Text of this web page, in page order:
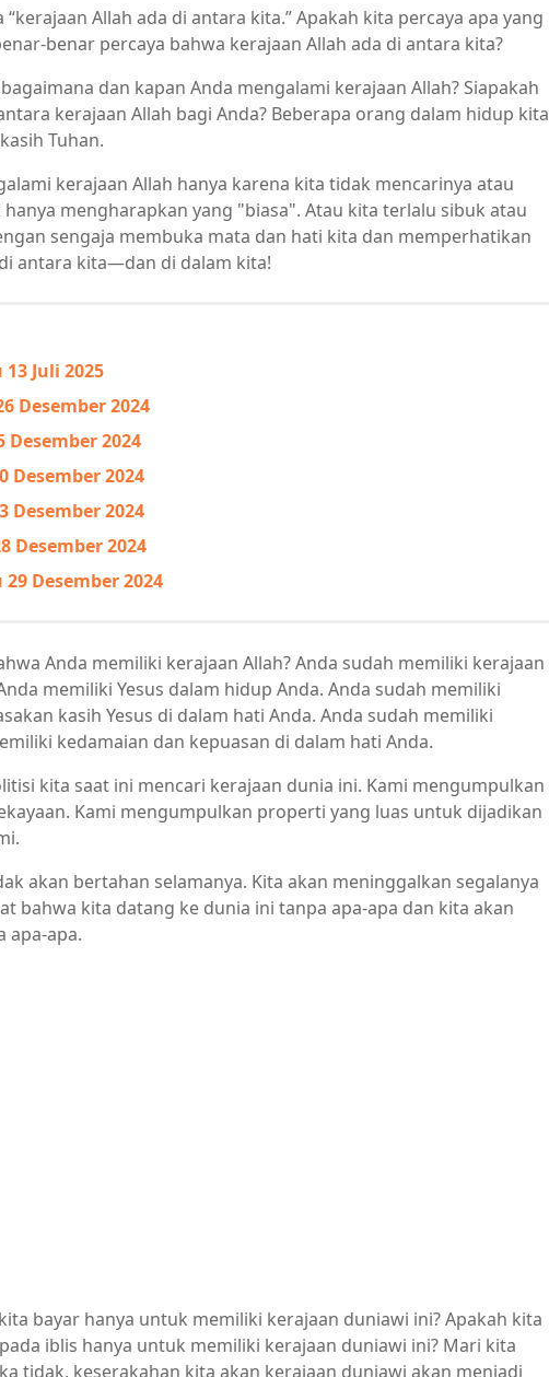
Allah ada di antara kita.” Apakah kita percaya apa yang
benar percaya bahwa kerajaan Allah ada di antara kita?
dan kapan Anda mengalami kerajaan Allah? Siapakah
kerajaan Allah bagi Anda? Beberapa orang dalam hidup kita
Tuhan.
kerajaan Allah hanya karena kita tidak mencarinya atau
mengharapkan yang "biasa". Atau kita terlalu sibuk atau
sengaja membuka mata dan hati kita dan memperhatikan
antara kita—dan di dalam kita!
Juli 2025
Desember 2024
Desember 2024
Desember 2024
Desember 2024
Desember 2024
Desember 2024
Anda memiliki kerajaan Allah? Anda sudah memiliki kerajaan
memiliki Yesus dalam hidup Anda. Anda sudah memiliki
kasih Yesus di dalam hati Anda. Anda sudah memiliki
kedamaian dan kepuasan di dalam hati Anda.
kita saat ini mencari kerajaan dunia ini. Kami mengumpulkan
Kami mengumpulkan properti yang luas untuk dijadikan
akan bertahan selamanya. Kita akan meninggalkan segalanya
bahwa kita datang ke dunia ini tanpa apa-apa dan kita akan
apa-apa.
bayar hanya untuk memiliki kerajaan duniawi ini? Apakah kita
iblis hanya untuk memiliki kerajaan duniawi ini? Mari kita
tidak, keserakahan kita akan kerajaan duniawi akan menjadi